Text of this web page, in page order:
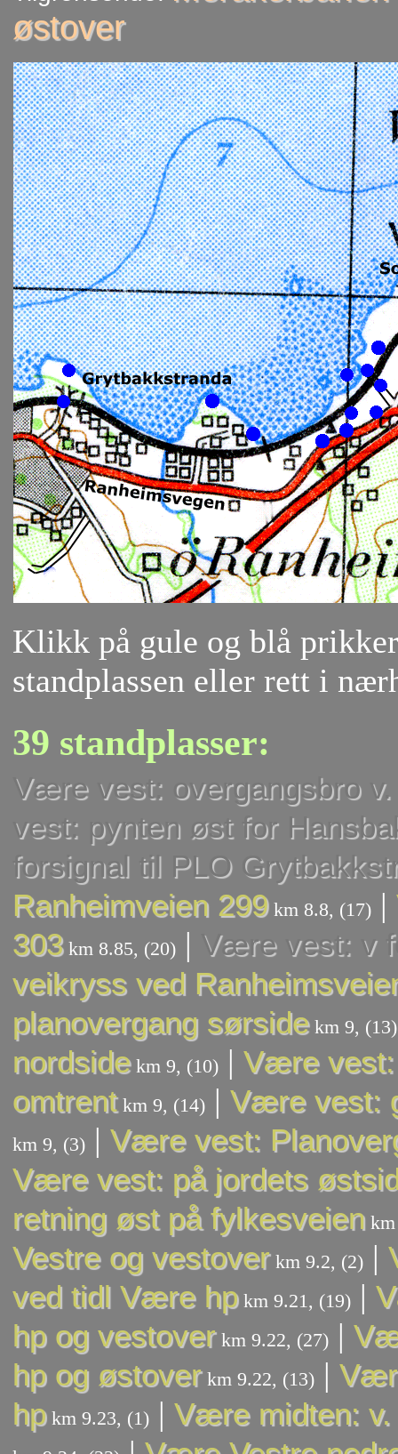
østover
Klikk på gule og blå
standplassen eller rett i
39 standplasser:
Være vest: overgangsbro
vest: pynten øst for
forsignal til PLO
Ranheimveien 299km 8.8, (17) |
303km 8.85, (20) | Være vest: v
veikryss ved
planovergang sørsidekm 9, (13)
nordsidekm 9, (10) | Være
omtrentkm 9, (14) | Være vest:
km 9, (3) | Være vest:
Være vest: på jordets
retning øst på fylkesveien
Vestre og vestoverkm 9.2, (2) |
ved tidl Være hpkm 9.21, (19) |
hp og vestoverkm 9.22, (27) |
hp og østoverkm 9.22, (13) |
hpkm 9.23, (1) | Være midten: v.